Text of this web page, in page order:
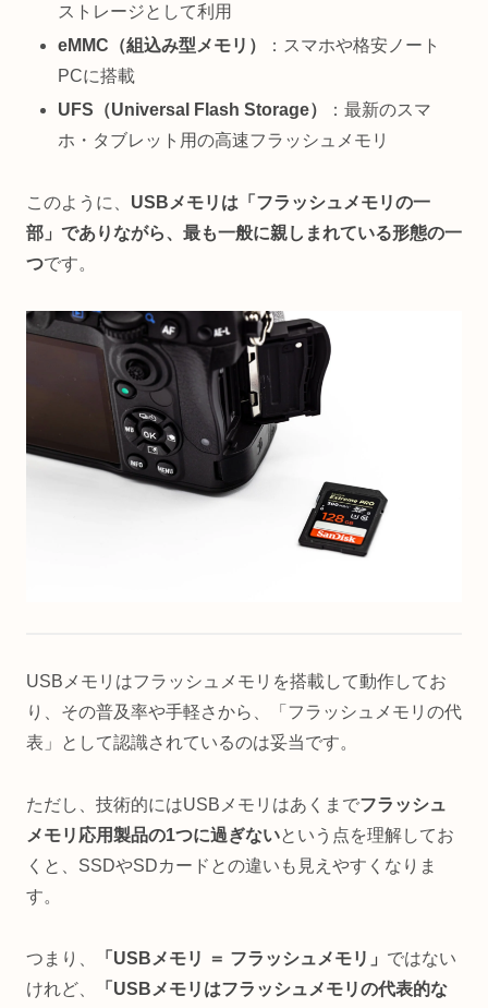
ストレージとして利用
eMMC（組込み型メモリ）
：スマホや格安ノート
PCに搭載
UFS（Universal Flash Storage）
：最新のスマ
ホ・タブレット用の高速フラッシュメモリ
このように、 USBメモリは「フラッシュメモリの一
部」でありながら、最も一般に親しまれている形態の一
つです。
USBメモリはフラッシュメモリを搭載して動作してお
り、その普及率や手軽さから、「フラッシュメモリの代
表」として認識されているのは妥当です。
ただし、技術的にはUSBメモリはあくまでフラッシュ
メモリ応用製品の1つに過ぎないという点を理解してお
くと、SSDやSDカードとの違いも見えやすくなりま
す。
つまり、 「USBメモリ ＝ フラッシュメモリ」 ではない
けれど、
「USBメモリはフラッシュメモリの代表的な